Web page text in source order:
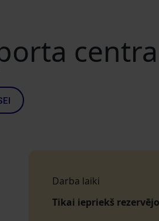
Darba laiki
Tikai iepriekš